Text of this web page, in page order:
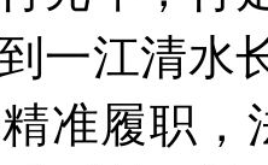
一江清水
准履职，